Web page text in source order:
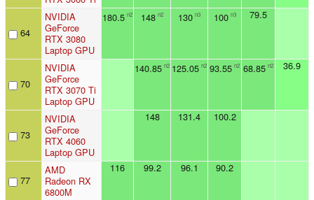
64
NVIDIA
GeForce
RTX 3080
Laptop GPU
180.5 n2 148 n2 130 n3 100 n3 79.5
70
NVIDIA
GeForce
RTX 3070 Ti
Laptop GPU
140.85 n2 125.05 n2 93.55 n2 68.85 n2 36.9
73
NVIDIA
GeForce
RTX 4060
Laptop GPU
148 131.4 100.2
77
AMD
Radeon RX
6800M
116 99.2 96.1 90.2